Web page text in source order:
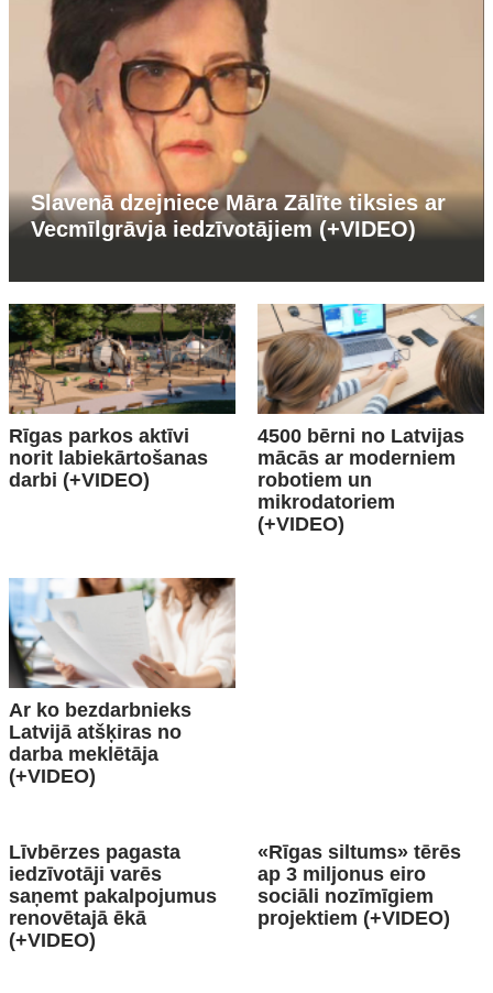
Slavenā dzejniece Māra Zālīte tiksies ar
Vecmīlgrāvja iedzīvotājiem (+VIDEO)
Rīgas parkos aktīvi
norit labiekārtošanas
darbi (+VIDEO)
4500 bērni no Latvijas
mācās ar moderniem
robotiem un
mikrodatoriem
(+VIDEO)
Ar ko bezdarbnieks
Latvijā atšķiras no
darba meklētāja
(+VIDEO)
Līvbērzes pagasta
iedzīvotāji varēs
saņemt pakalpojumus
renovētajā ēkā
(+VIDEO)
«Rīgas siltums» tērēs
ap 3 miljonus eiro
sociāli nozīmīgiem
projektiem (+VIDEO)